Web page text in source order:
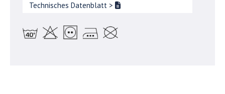
Technisches Datenblatt >